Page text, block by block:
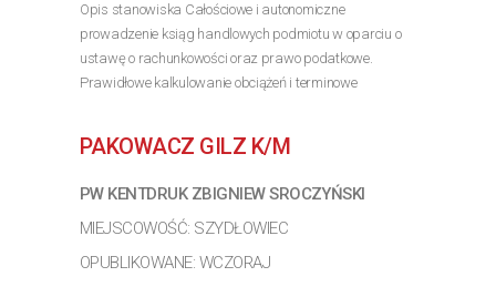
Opis stanowiska Całościowe i autonomiczne
prowadzenie ksiąg handlowych podmiotu w oparciu o
ustawę o rachunkowości oraz prawo podatkowe.
Prawidłowe kalkulowanie obciążeń i terminowe
>> Poznaj szczegóły oferty
PAKOWACZ GILZ K/M
PW KENTDRUK ZBIGNIEW SROCZYŃSKI
MIEJSCOWOŚĆ: SZYDŁOWIEC
OPUBLIKOWANE: WCZORAJ